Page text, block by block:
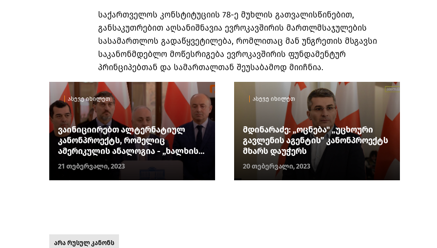
საქართველოს კონსტიტუციის 78-ე მუხლის გათვალისწინებით,
განსაკუთრებით აღსანიშნავია ევროკავშირის მართლმსაჯულების
სასამართლოს გადაწყვეტილება, რომლითაც მან უნგრეთის მსგავსი
საკანონმდებლო მოწესრიგება ევროკავშირის ფუნდამენტურ
პრინციპებთან და სამართალთან შეუსაბამოდ მიიჩნია.
ასევე იხილეთ
ვაინიციირებთ ალტერნატიულ
კანონპროექტს, რომელიც
ამერიკულის ანალოგია - „ხალხის
ძალა“
21 თებერვალი, 2023
ასევე იხილეთ
მდინარაძე: „ოცნება" „უცხოური
გავლენის აგენტის” კანონპროექტს
მხარს დაუჭერს
20 თებერვალი, 2023
არა რუსულ კანონს